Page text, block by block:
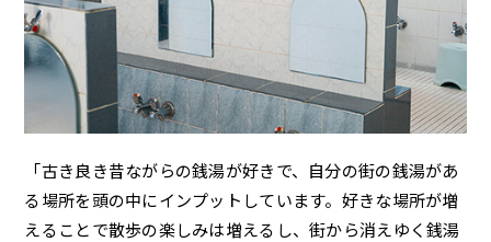
「古き良き昔ながらの銭湯が好きで、自分の街の銭湯があ
る場所を頭の中にインプットしています。好きな場所が増
えることで散歩の楽しみは増えるし、街から消えゆく銭湯